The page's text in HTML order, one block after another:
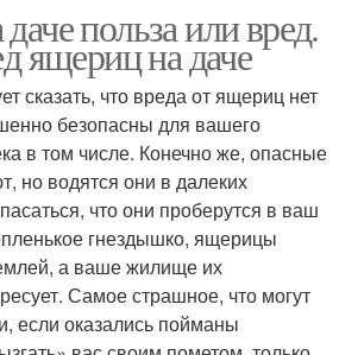
польза или вред.
ящериц на даче
сказать, что вреда от ящериц нет
безопасны для вашего
в том числе. Конечно же, опасные
но водятся они в далеких
что они проберутся в ваш
гнездышко, ящерицы
а ваше жилище их
Самое страшное, что могут
если оказались пойманы